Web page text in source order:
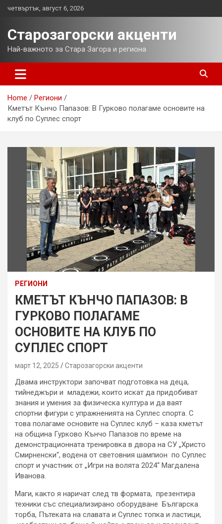
четвъртък, август 6, 2026
Старозагорски акценти
Най-важното за Стара Загора и региона
Home
Региони
Кметът Кънчо Папазов: В Гурково полагаме основите на
клуб по Суплес спорт
РЕГИОНИ
КМЕТЪТ КЪНЧО ПАПАЗОВ: В
ГУРКОВО ПОЛАГАМЕ
ОСНОВИТЕ НА КЛУБ ПО
СУПЛЕС СПОРТ
март 12, 2025 Старозагорски акценти
Двама инструктори започват подготовка на деца,
тийнеджъри и младежи, които искат да придобиват
знания и умения за физическа култура и да ваят
спортни фигури с упражненията на Суплес спорта. С
това полагаме основите на Суплес клуб – каза кметът
на община Гурково Кънчо Папазов по време на
демонстрационната тренировка в двора на СУ „Христо
Смирненски“, водена от световния шампион по Суплес
спорт и участник от „Игри на волята 2024“ Магдалена
Иванова.
Маги, както я наричат след тв формата, презентира
техники със специализирано оборудване Българска
торба, Пътеката на славата и Суплес топка и ластици,